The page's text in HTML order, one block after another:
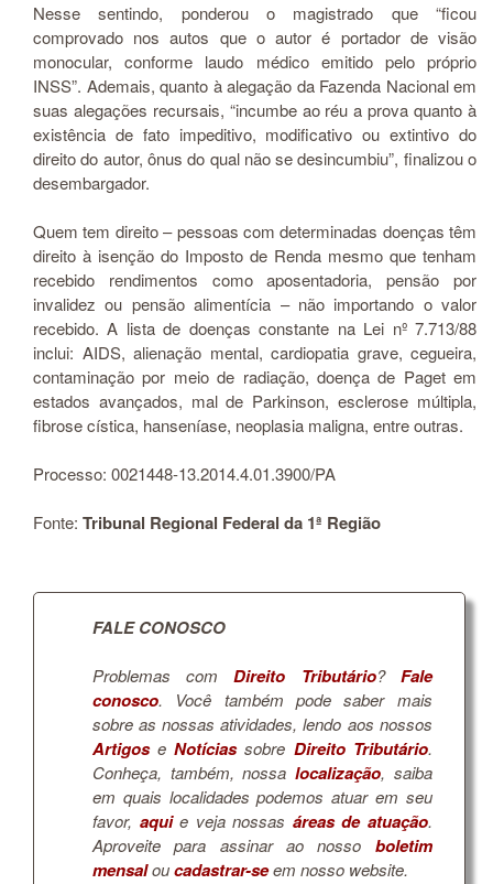
Nesse sentindo, ponderou o magistrado que “ficou
comprovado nos autos que o autor é portador de visão
monocular, conforme laudo médico emitido pelo próprio
INSS”. Ademais, quanto à alegação da Fazenda Nacional em
suas alegações recursais, “incumbe ao réu a prova quanto à
existência de fato impeditivo, modificativo ou extintivo do
direito do autor, ônus do qual não se desincumbiu”, finalizou o
desembargador.
Quem tem direito – pessoas com determinadas doenças têm
direito à isenção do Imposto de Renda mesmo que tenham
recebido rendimentos como aposentadoria, pensão por
invalidez ou pensão alimentícia – não importando o valor
recebido. A lista de doenças constante na Lei nº 7.713/88
inclui: AIDS, alienação mental, cardiopatia grave, cegueira,
contaminação por meio de radiação, doença de Paget em
estados avançados, mal de Parkinson, esclerose múltipla,
fibrose cística, hanseníase, neoplasia maligna, entre outras.
Processo: 0021448-13.2014.4.01.3900/PA
Fonte: Tribunal Regional Federal da 1ª Região
FALE CONOSCO
Problemas comDireito Tributário? Fale
conosco. Você também pode saber mais
sobre as nossas atividades, lendo aos nossos
ArtigoseNotíciassobre Direito Tributário.
Conheça, também, nossalocalização, saiba
em quais localidades podemos atuar em seu
favor, aquie veja nossas áreas de atuação.
Aproveite para assinar ao nosso boletim
mensaloucadastrar-seem nosso website.